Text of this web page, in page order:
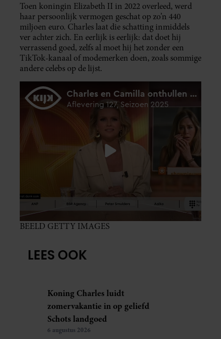
Toen koningin Elizabeth II in 2022 overleed, werd
haar persoonlijk vermogen geschat op zo’n 440
miljoen euro. Charles laat die schatting inmiddels
ver achter zich. En eerlijk is eerlijk: dat doet hij
verrassend goed, zelfs al moet hij het zonder een
TikTok-kanaal of modemerken doen, zoals sommige
andere celebs op de lijst.
BEELD GETTY IMAGES
LEES OOK
Koning Charles luidt
zomervakantie in op geliefd
Schots landgoed
6 augustus 2026